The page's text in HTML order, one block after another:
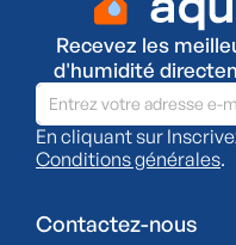
Recevez les
d'humidité
En cliquant sur
Conditions générales.
Contactez-nous